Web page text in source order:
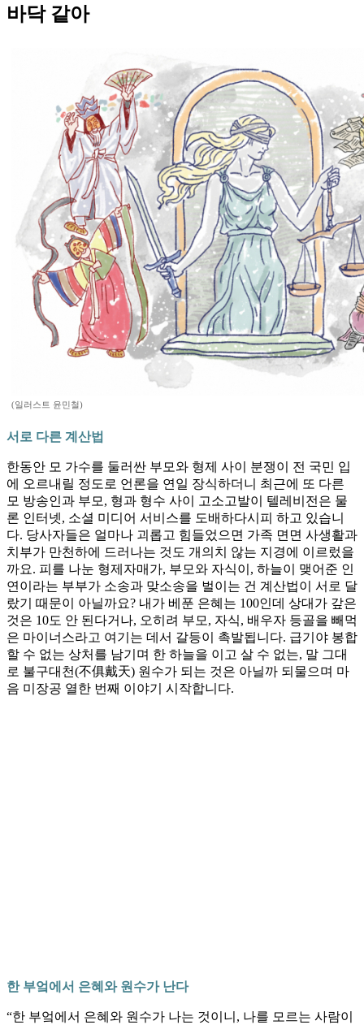
바닥 같아
(일러스트 윤민철)
서로 다른 계산법
한동안 모 가수를 둘러싼 부모와 형제 사이 분쟁이 전 국민 입
에 오르내릴 정도로 언론을 연일 장식하더니 최근에 또 다른
모 방송인과 부모, 형과 형수 사이 고소고발이 텔레비전은 물
론 인터넷, 소셜 미디어 서비스를 도배하다시피 하고 있습니
다. 당사자들은 얼마나 괴롭고 힘들었으면 가족 면면 사생활과
치부가 만천하에 드러나는 것도 개의치 않는 지경에 이르렀을
까요. 피를 나눈 형제자매가, 부모와 자식이, 하늘이 맺어준 인
연이라는 부부가 소송과 맞소송을 벌이는 건 계산법이 서로 달
랐기 때문이 아닐까요? 내가 베푼 은혜는 100인데 상대가 갚은
것은 10도 안 된다거나, 오히려 부모, 자식, 배우자 등골을 빼먹
은 마이너스라고 여기는 데서 갈등이 촉발됩니다. 급기야 봉합
할 수 없는 상처를 남기며 한 하늘을 이고 살 수 없는, 말 그대
로 불구대천(不俱戴天) 원수가 되는 것은 아닐까 되물으며 마
음 미장공 열한 번째 이야기 시작합니다.
한 부엌에서 은혜와 원수가 난다
“한 부엌에서 은혜와 원수가 나는 것이니, 나를 모르는 사람이